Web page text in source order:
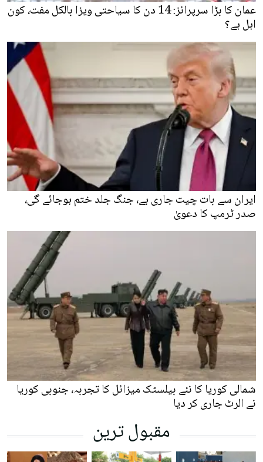
عمان کا بڑا سرپرائز: 14 دن کا سیاحتی ویزا بالکل مفت، کون
اہل ہے؟
ایران سے بات چیت جاری ہے، جنگ جلد ختم ہوجائے گی،
صدر ٹرمپ کا دعویٰ
شمالی کوریا کا نئے بیلسٹک میزائل کا تجربہ، جنوبی کوریا
نے الرٹ جاری کر دیا
مقبول ترین